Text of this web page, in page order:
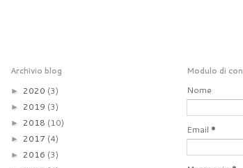
Archivio blog
► 2020 (3)
► 2019 (3)
► 2018 (10)
► 2017 (4)
► 2016 (3)
Modulo di
Nome
Email *